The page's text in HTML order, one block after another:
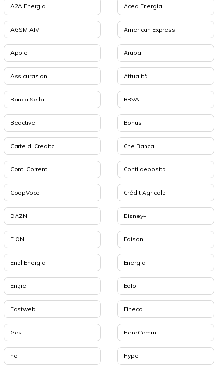
A2A Energia Acea Energia
AGSM AIM American Express
Apple Aruba
Assicurazioni Attualità
Banca Sella BBVA
Beactive Bonus
Carte di Credito Che Banca!
Conti Correnti Conti deposito
CoopVoce Crédit Agricole
DAZN Disney+
E.ON Edison
Enel Energia Energia
Engie Eolo
Fastweb Fineco
Gas HeraComm
ho. Hype